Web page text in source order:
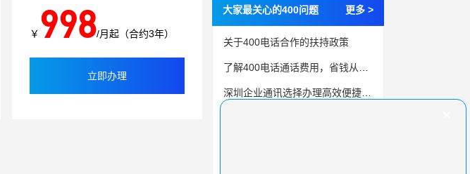
￥ 998/月起（合约3年）
立即办理
大家最关心的400问题 更多 >
关于400电话合作的扶持政策